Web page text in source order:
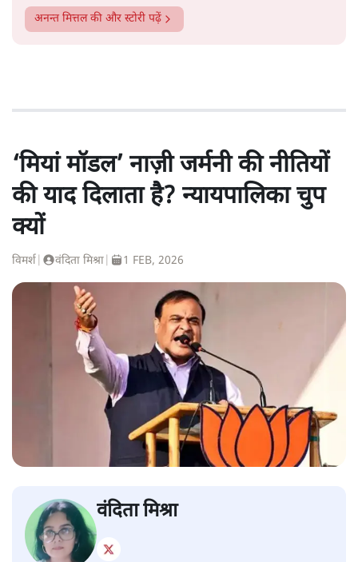
अनन्त मित्तलकी और स्टोरी पढ़ें
‘मियां मॉडल’ नाज़ी जर्मनी की नीतियों
की याद दिलाता है? न्यायपालिका चुप
क्यों
विमर्श वंदिता मिश्रा 1 FEB, 2026
वंदिता मिश्रा